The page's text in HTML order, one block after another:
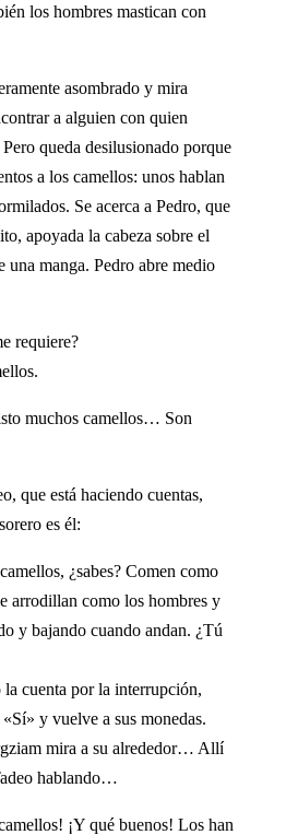
los hombres mastican con
asombrado y mira
a alguien con quien
queda desilusionado porque
a los camellos: unos hablan
Se acerca a Pedro, que
apoyada la cabeza sobre el
una manga. Pedro abre medio
requiere?
muchos camellos… Son
que está haciendo cuentas,
es él:
¿sabes? Comen como
arrodillan como los hombres y
y bajando cuando andan. ¿Tú
cuenta por la interrupción,
y vuelve a sus monedas.
mira a su alrededor… Allí
hablando…
¡Y qué buenos! Los han